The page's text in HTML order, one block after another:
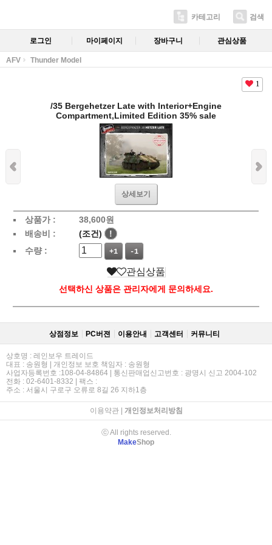
카테고리 검색
로그인 마이페이지 장바구니 관심상품
AFV Thunder Model
1
/35 Bergehetzer Late with Interior+Engine
Compartment,Limited Edition 35% sale
상세보기
상품가 : 38,600원
배송비 :
(조건)
!
수량 :
+1 -1
관심상품
선택하신 상품은 관리자에게 문의하세요.
상점정보 PC버젼 이용안내 고객센터 커뮤니티
상호명 : 레인보우 트레이드
대표 : 송원형 | 개인정보 보호 책임자 : 송원형
사업자등록번호 :108-04-84864 | 통신판매업신고번호 : 광명시 신고 2004-102
전화 : 02-6401-8332 | 팩스 :
주소 : 서울시 구로구 오류로 8길 26 지하1층
이용약관| 개인정보처리방침
ⓒ All rights reserved.
MakeShop